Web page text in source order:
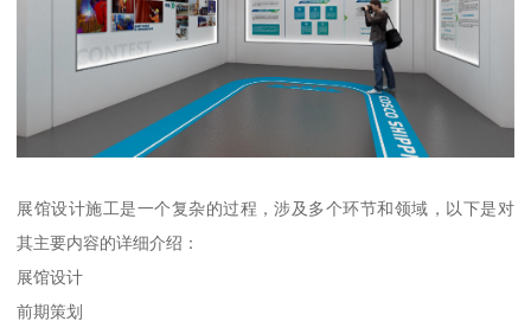
展馆设计施工是一个复杂的过程，涉及多个环节和领域，以下是对
其主要内容的详细介绍：
展馆设计
前期策划